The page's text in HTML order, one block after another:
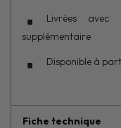
Livrées
supplémentaire
Disponible à
Fiche technique